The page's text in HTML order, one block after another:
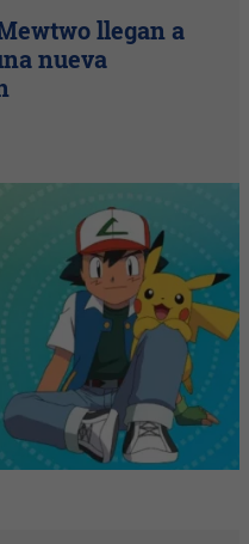
llegan a
nueva